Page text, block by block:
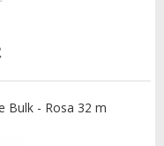
Bulk - Rosa 32 m